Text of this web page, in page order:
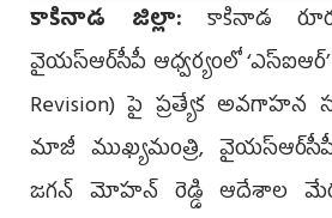
కాకినాడ జిల్లా: కాకినాడ
వైయ‌స్ఆర్‌సీపీ ఆధ్వర్యంలో ‘ఎస్‌ఐఆర్’
Revision) పై ప్రత్యేక అవగాహన
మాజీ ముఖ్యమంత్రి, వైయ‌స్ఆర్‌సీపీ
జ‌గ‌న్ మోహ‌న్ రెడ్డి ఆదేశాల